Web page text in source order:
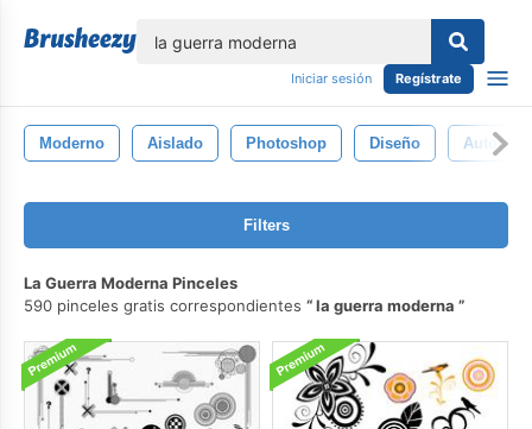
Iniciar sesión Regístrate
Moderno Aislado Photoshop Diseño
Filters
La Guerra Moderna Pinceles
590 pinceles gratis correspondientes
la guerra moderna